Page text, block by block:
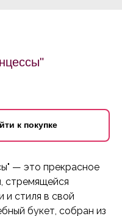
к покупке
— это прекрасное
стремящейся
и стиля в свой
букет, собран из